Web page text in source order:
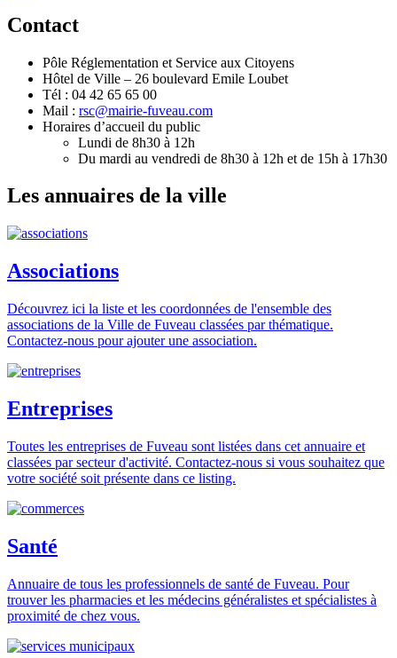
Contact
Pôle Réglementation et Service aux Citoyens
Hôtel de Ville – 26 boulevard Emile Loubet
Tél : 04 42 65 65 00
Mail : rsc@mairie-fuveau.com
Horaires d’accueil du public
Lundi de 8h30 à 12h
Du mardi au vendredi de 8h30 à 12h et de 15h à 17h30
Les annuaires de la ville
Associations
Découvrez ici la liste et les coordonnées de l'ensemble des
associations de la Ville de Fuveau classées par thématique.
Contactez-nous pour ajouter une association.
Entreprises
Toutes les entreprises de Fuveau sont listées dans cet annuaire et
classées par secteur d'activité. Contactez-nous si vous souhaitez que
votre société soit présente dans ce listing.
Santé
Annuaire de tous les professionnels de santé de Fuveau. Pour
trouver les pharmacies et les médecins généralistes et spécialistes à
proximité de chez vous.